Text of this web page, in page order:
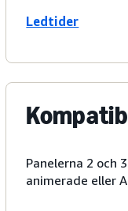
Ledtider
Panelerna 2 och
animerade eller